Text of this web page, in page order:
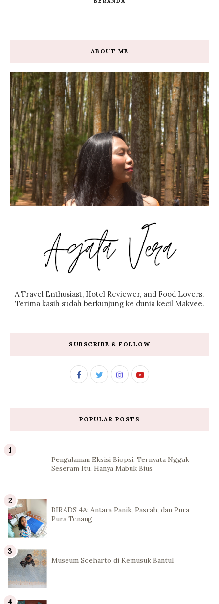
ABOUT ME
A Travel Enthusiast, Hotel Reviewer, and Food Lovers.
Terima kasih sudah berkunjung ke dunia kecil Makvee.
SUBSCRIBE & FOLLOW
POPULAR POSTS
Pengalaman Eksisi Biopsi: Ternyata Nggak
Seseram Itu, Hanya Mabuk Bius
BIRADS 4A: Antara Panik, Pasrah, dan Pura-
Pura Tenang
Museum Soeharto di Kemusuk Bantul